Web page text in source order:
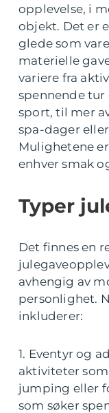
opplevelse, i
objekt. Det er
glede som
materielle
variere fra
spennende
sport, til mer
spa-dager
Mulighetene
enhver smak
Typer
Det finnes en
avhengig av
personlighet.
inkluderer:
1. Eventyr og
aktiviteter
jumping eller
som søker